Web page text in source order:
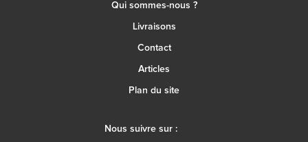
Qui sommes-nous ?
Livraisons
Contact
Articles
Plan du site
Nous suivre sur :